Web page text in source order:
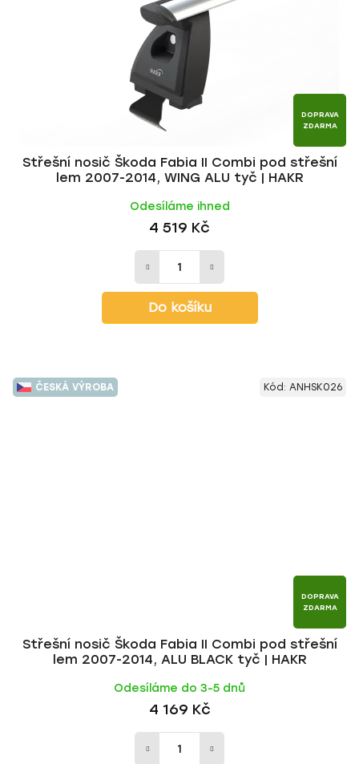
DOPRAVA
ZDARMA
Střešní nosič Škoda Fabia II Combi pod střešní
lem 2007-2014, WING ALU tyč | HAKR
Odesíláme ihned
4 519 Kč
Do košíku
ČESKÁ VÝROBA
DOPRAVA
ZDARMA
Střešní nosič Škoda Fabia II Combi pod střešní
lem 2007-2014, ALU BLACK tyč | HAKR
Odesíláme do 3-5 dnů
4 169 Kč
Kód: ANHSK026